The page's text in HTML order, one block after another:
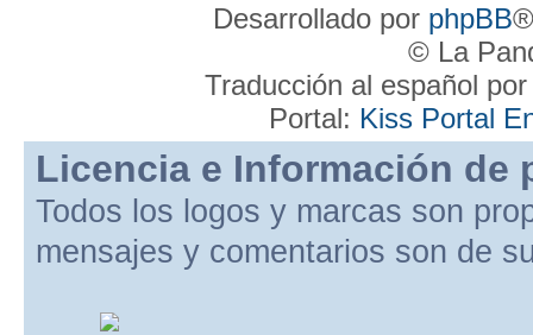
Desarrollado por phpBB
© La
Traducción al español
Portal: Kiss Portal
Licencia e Información de
Todos los logos y marcas son
mensajes y comentarios son de